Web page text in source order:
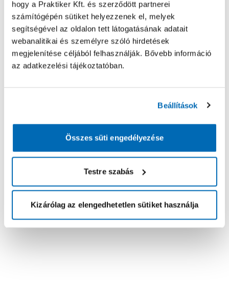
hogy a Praktiker Kft. és szerződött partnerei
számítógépén sütiket helyezzenek el, melyek
segítségével az oldalon tett látogatásának adatait
webanalitikai és személyre szóló hirdetések
megjelenítése céljából felhasználják. Bővebb információ
az adatkezelési tájékoztatóban.
Beállítások
Összes süti engedélyezése
Testre szabás
Kizárólag az elengedhetetlen sütiket használja